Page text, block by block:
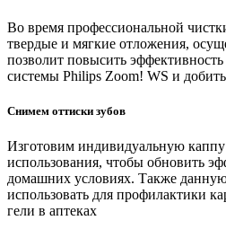
Во время профессиональной
твердые и мягкие отложения,
позволит повысить эффективность
системы Philips Zoom! WS и
Снимем оттиски зубов
Изготовим индивидуальную
использования, чтобы обновить
домашних условиях. Также
использовать для профилактики
гели в аптеках